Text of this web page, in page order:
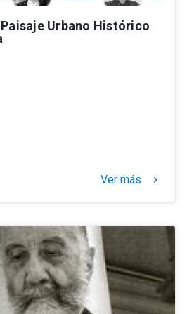
Urbano Histórico
Ver más keyboard_arrow_right